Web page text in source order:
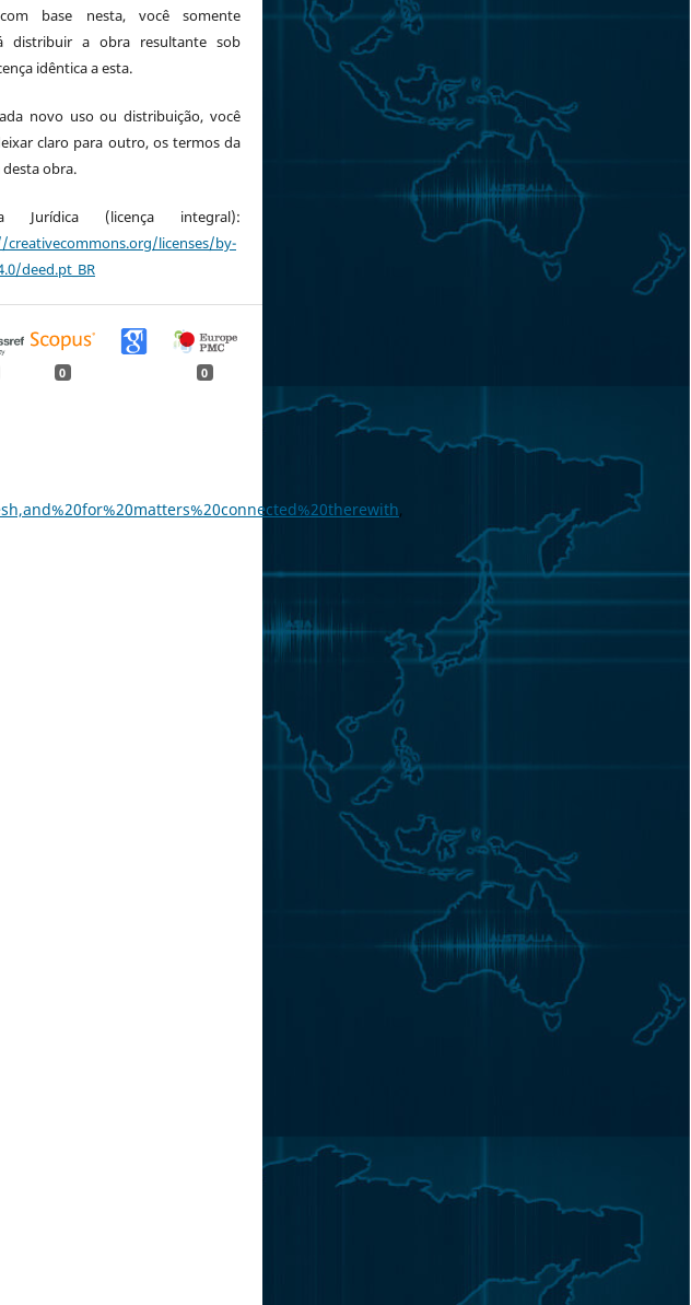
,
base nesta, você somente
distribuir a obra resultante sob
idêntica a esta.
novo uso ou distribuição, você
claro para outro, os termos da
desta obra.
Jurídica (licença integral):
licenses/by-
deed.pt_BR
0 0